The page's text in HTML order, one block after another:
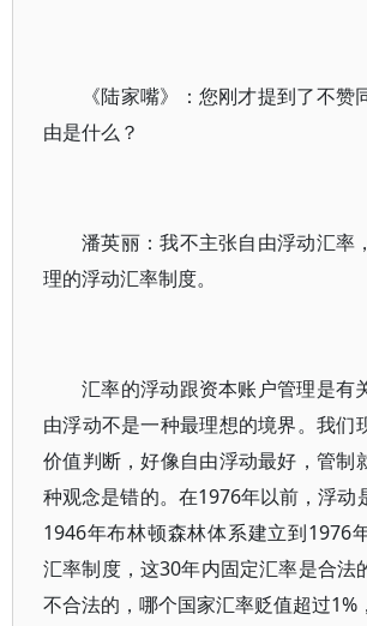
《陆家嘴》：您刚才提到了不赞
由是什么？
潘英丽：我不主张自由浮动汇率
理的浮动汇率制度。
汇率的浮动跟资本账户管理是有
由浮动不是一种最理想的境界。我们
价值判断，好像自由浮动最好，管制
种观念是错的。在1976年以前，浮动
1946年布林顿森林体系建立到1976
汇率制度，这30年内固定汇率是合法
不合法的，哪个国家汇率贬值超过1%